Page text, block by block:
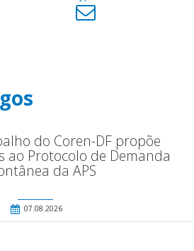
do Coren-DF propõe
ao Protocolo de Demanda
da APS
07.08.2026